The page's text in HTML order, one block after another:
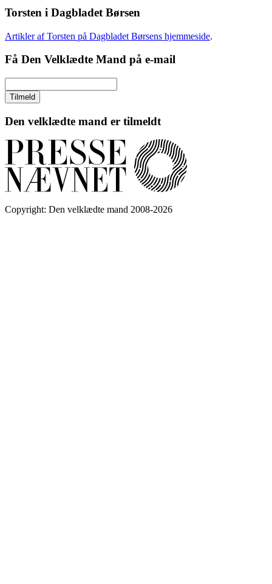
Torsten i Dagbladet Børsen
Artikler af Torsten på Dagbladet Børsens hjemmeside.
Få Den Velklædte Mand på e-mail
Den velklædte mand er tilmeldt
Copyright: Den velklædte mand 2008-2026